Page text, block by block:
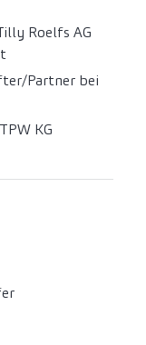
Roelfs AG
Partner bei
KG